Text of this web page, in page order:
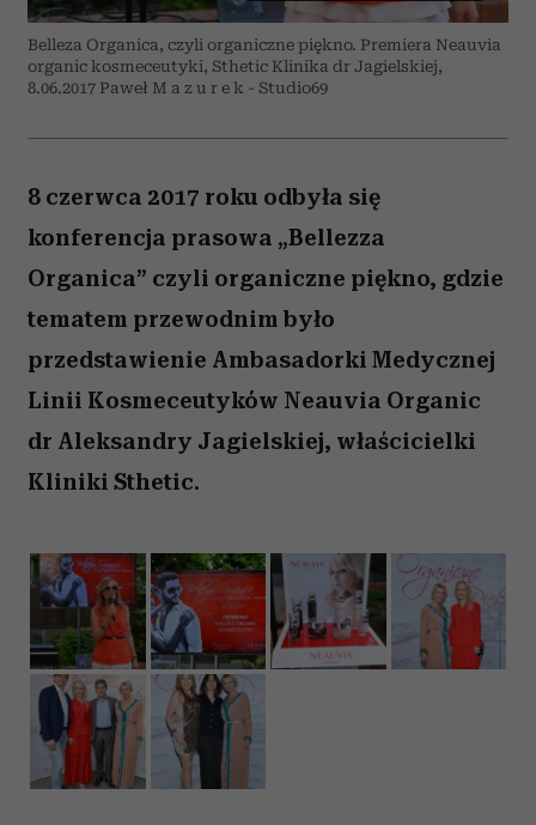
Belleza Organica, czyli organiczne piękno. Premiera Neauvia
organic kosmeceutyki, Sthetic Klinika dr Jagielskiej,
8.06.2017 Paweł M a z u r e k - Studio69
8 czerwca 2017 roku odbyła się
konferencja prasowa „Bellezza
Organica” czyli organiczne piękno, gdzie
tematem przewodnim było
przedstawienie Ambasadorki Medycznej
Linii Kosmeceutyków Neauvia Organic
dr Aleksandry Jagielskiej, właścicielki
Kliniki Sthetic.